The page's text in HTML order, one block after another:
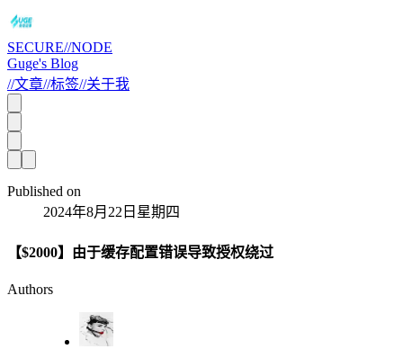
SECURE//NODE
Guge's Blog
//文章//标签//关于我
Published on
2024年8月22日星期四
【$2000】由于缓存配置错误导致授权绕过
Authors